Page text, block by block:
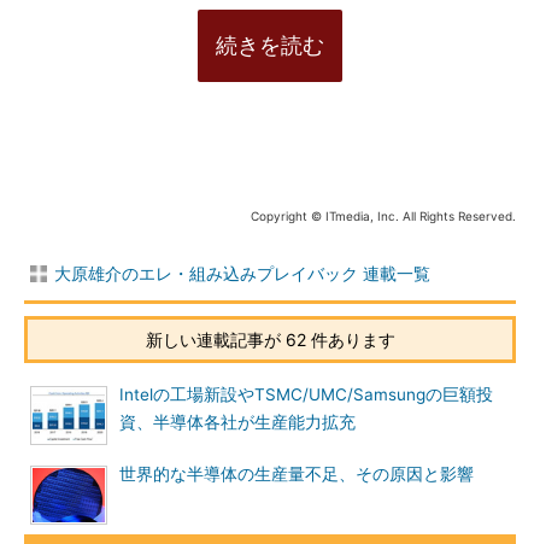
続きを読む
Copyright © ITmedia, Inc. All Rights Reserved.
大原雄介のエレ・組み込みプレイバック 連載一覧
新しい連載記事が 62 件あります
Intelの工場新設やTSMC/UMC/Samsungの巨額投
資、半導体各社が生産能力拡充
世界的な半導体の生産量不足、その原因と影響